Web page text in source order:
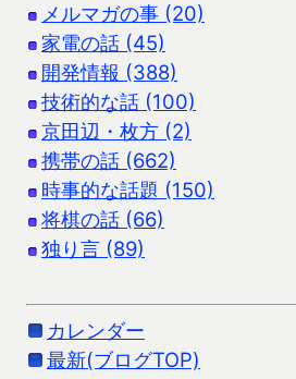
メルマガの事 (20)
家電の話 (45)
開発情報 (388)
技術的な話 (100)
京田辺・枚方 (2)
携帯の話 (662)
時事的な話題 (150)
将棋の話 (66)
独り言 (89)
カレンダー
最新(ブログTOP)